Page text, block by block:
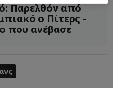
Παρελθόν από
ο Πίτερς -
που ανέβασε